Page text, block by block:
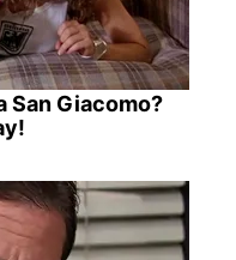
San Giacomo?